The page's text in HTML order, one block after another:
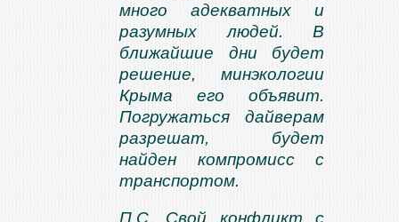
много адекватных и
разумных людей. В
ближайшие дни будет
решение, минэкологии
Крыма его объявит.
Погружаться дайверам
разрешат, будет
найден компромисс с
транспортом.
П.С. Свой конфликт с